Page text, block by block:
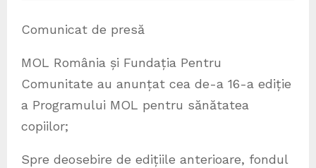
Comunicat de presă
MOL România și Fundația Pentru
Comunitate au anunțat cea de-a 16-a ediție
a Programului MOL pentru sănătatea
copiilor;
Spre deosebire de edițiile anterioare, fondul